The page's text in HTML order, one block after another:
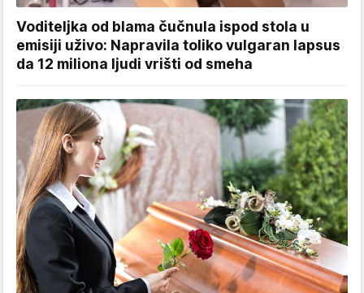
Voditeljka od blama čučnula ispod stola u
emisiji uživo: Napravila toliko vulgaran lapsus
da 12 miliona ljudi vrišti od smeha